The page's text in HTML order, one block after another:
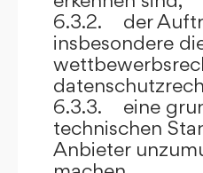
6.3.2. der
insbesondere
6.3.3. eine
technischen
Anbieter